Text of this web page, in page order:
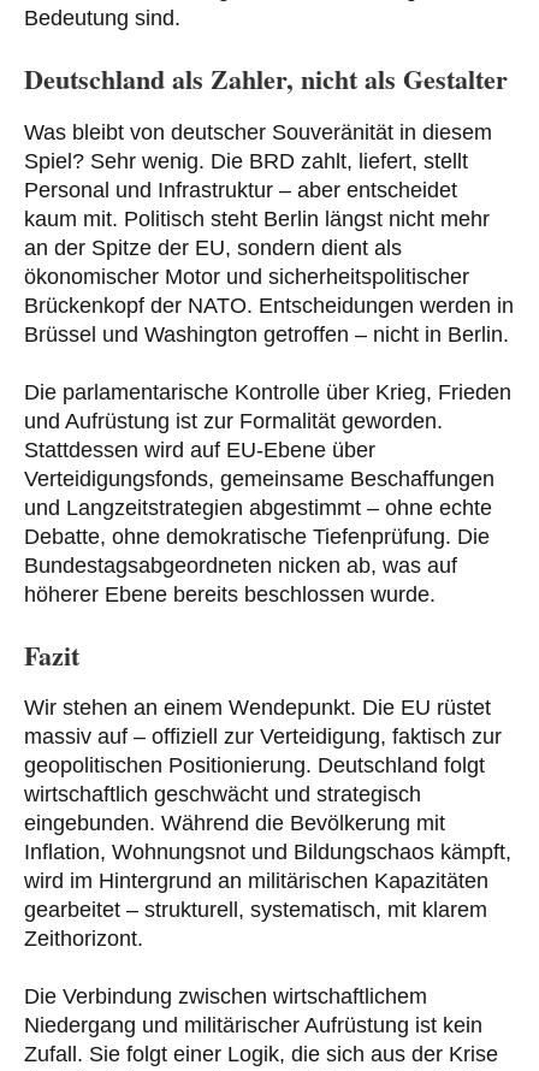
Bedeutung sind.
Deutschland als Zahler, nicht als Gestalter
Was bleibt von deutscher Souveränität in diesem
Spiel? Sehr wenig. Die BRD zahlt, liefert, stellt
Personal und Infrastruktur – aber entscheidet
kaum mit. Politisch steht Berlin längst nicht mehr
an der Spitze der EU, sondern dient als
ökonomischer Motor und sicherheitspolitischer
Brückenkopf der NATO. Entscheidungen werden in
Brüssel und Washington getroffen – nicht in Berlin.
Die parlamentarische Kontrolle über Krieg, Frieden
und Aufrüstung ist zur Formalität geworden.
Stattdessen wird auf EU-Ebene über
Verteidigungsfonds, gemeinsame Beschaffungen
und Langzeitstrategien abgestimmt – ohne echte
Debatte, ohne demokratische Tiefenprüfung. Die
Bundestagsabgeordneten nicken ab, was auf
höherer Ebene bereits beschlossen wurde.
Fazit
Wir stehen an einem Wendepunkt. Die EU rüstet
massiv auf – offiziell zur Verteidigung, faktisch zur
geopolitischen Positionierung. Deutschland folgt
wirtschaftlich geschwächt und strategisch
eingebunden. Während die Bevölkerung mit
Inflation, Wohnungsnot und Bildungschaos kämpft,
wird im Hintergrund an militärischen Kapazitäten
gearbeitet – strukturell, systematisch, mit klarem
Zeithorizont.
Die Verbindung zwischen wirtschaftlichem
Niedergang und militärischer Aufrüstung ist kein
Zufall. Sie folgt einer Logik, die sich aus der Krise